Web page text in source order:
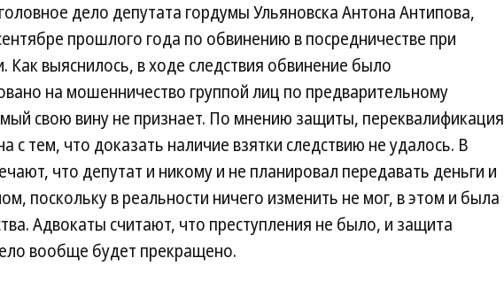
дело депутата гордумы Ульяновска Антона Антипова,
прошлого года по обвинению в посредничестве при
Как выяснилось, в ходе следствия обвинение было
на мошенничество группой лиц по предварительному
свою вину не признает. По мнению защиты, переквалификация
с тем, что доказать наличие взятки следствию не удалось. В
что депутат и никому и не планировал передавать деньги и
поскольку в реальности ничего изменить не мог, в этом и была
Адвокаты считают, что преступления не было, и защита
вообще будет прекращено.